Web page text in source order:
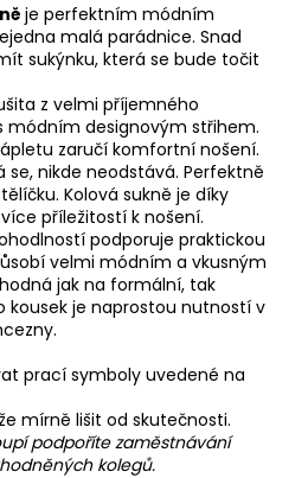
je perfektním módním
malá parádnice. Snad
sukýnku, která se bude točit
z velmi příjemného
módním designovým střihem.
zaručí komfortní nošení.
se, nikde neodstává. Perfektně
Kolová sukně je díky
příležitostí k nošení.
podporuje praktickou
velmi módním a vkusným
jak na formální, tak
kousek je naprostou nutností v
prací symboly uvedené na
mírně lišit od skutečnosti.
podpoříte zaměstnávání
kolegů.